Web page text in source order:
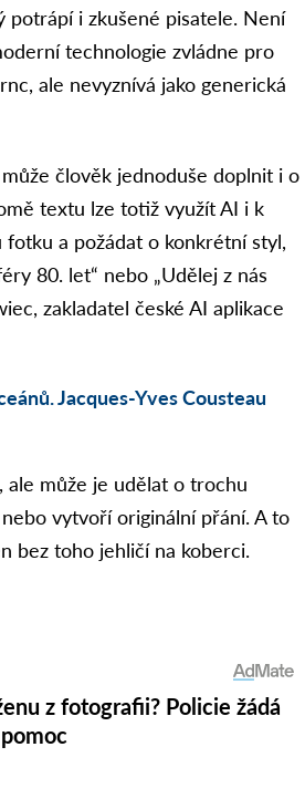
potrápí i zkušené pisatele. Není
technologie zvládne pro
ale nevyznívá jako generická
člověk jednoduše doplnit i o
textu lze totiž využít AI i k
a požádat o konkrétní styl,
80. let“ nebo „Udělej z nás
zakladatel české AI aplikace
Jacques-Yves Cousteau
ale může je udělat o trochu
vytvoří originální přání. A to
bez toho jehličí na koberci.